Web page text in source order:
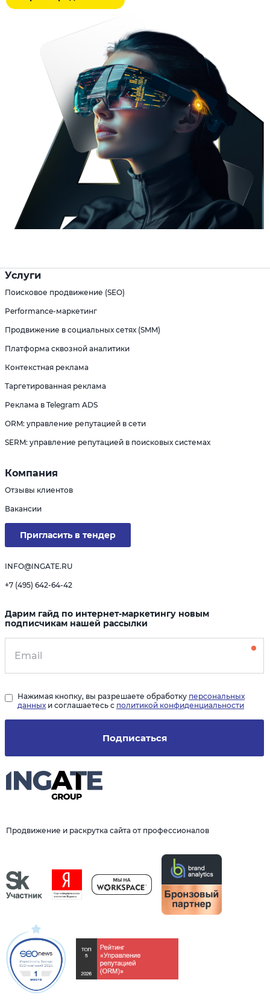
Продвижение и раскрутка сайта от профессионалов
Услуги
Поисковое продвижение (SEO)
Performance-маркетинг
Продвижение в социальных сетях (SMM)
Платформа сквозной аналитики
Контекстная реклама
Таргетированная реклама
Реклама в Telegram ADS
ORM: управление репутацией в сети
SERM: управление репутацией в поисковых системах
Компания
Отзывы клиентов
Вакансии
Пригласить в тендер
INFO@INGATE.RU
+7 (495) 642-64-42
Дарим гайд по интернет-маркетингу новым
подписчикам нашей рассылки
Подписаться
Нажимая кнопку, вы разрешаете обработку персональных
данных и соглашаетесь с политикой конфиденциальности